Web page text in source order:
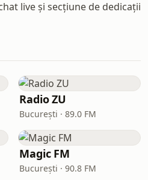
live și secțiune de dedicații
Radio ZU
București · 89.0 FM
Magic FM
București · 90.8 FM